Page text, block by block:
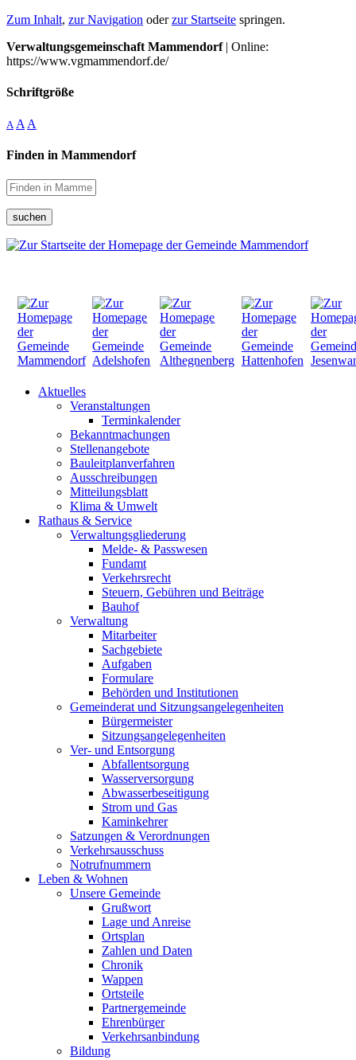
Zum Inhalt, zur Navigation oderzur Startseite springen.
Verwaltungsgemeinschaft Mammendorf| Online:
https://www.vgmammendorf.de/
Schriftgröße
A A A
Finden in Mammendorf
suchen
Aktuelles
Veranstaltungen
Terminkalender
Bekanntmachungen
Stellenangebote
Bauleitplanverfahren
Ausschreibungen
Mitteilungsblatt
Klima & Umwelt
Rathaus & Service
Verwaltungsgliederung
Melde- & Passwesen
Fundamt
Verkehrsrecht
Steuern, Gebühren und Beiträge
Bauhof
Verwaltung
Mitarbeiter
Sachgebiete
Aufgaben
Formulare
Behörden und Institutionen
Gemeinderat und Sitzungsangelegenheiten
Bürgermeister
Sitzungsangelegenheiten
Ver- und Entsorgung
Abfallentsorgung
Wasserversorgung
Abwasserbeseitigung
Strom und Gas
Kaminkehrer
Satzungen & Verordnungen
Verkehrsausschuss
Notrufnummern
Leben & Wohnen
Unsere Gemeinde
Grußwort
Lage und Anreise
Ortsplan
Zahlen und Daten
Chronik
Wappen
Ortsteile
Partnergemeinde
Ehrenbürger
Verkehrsanbindung
Bildung